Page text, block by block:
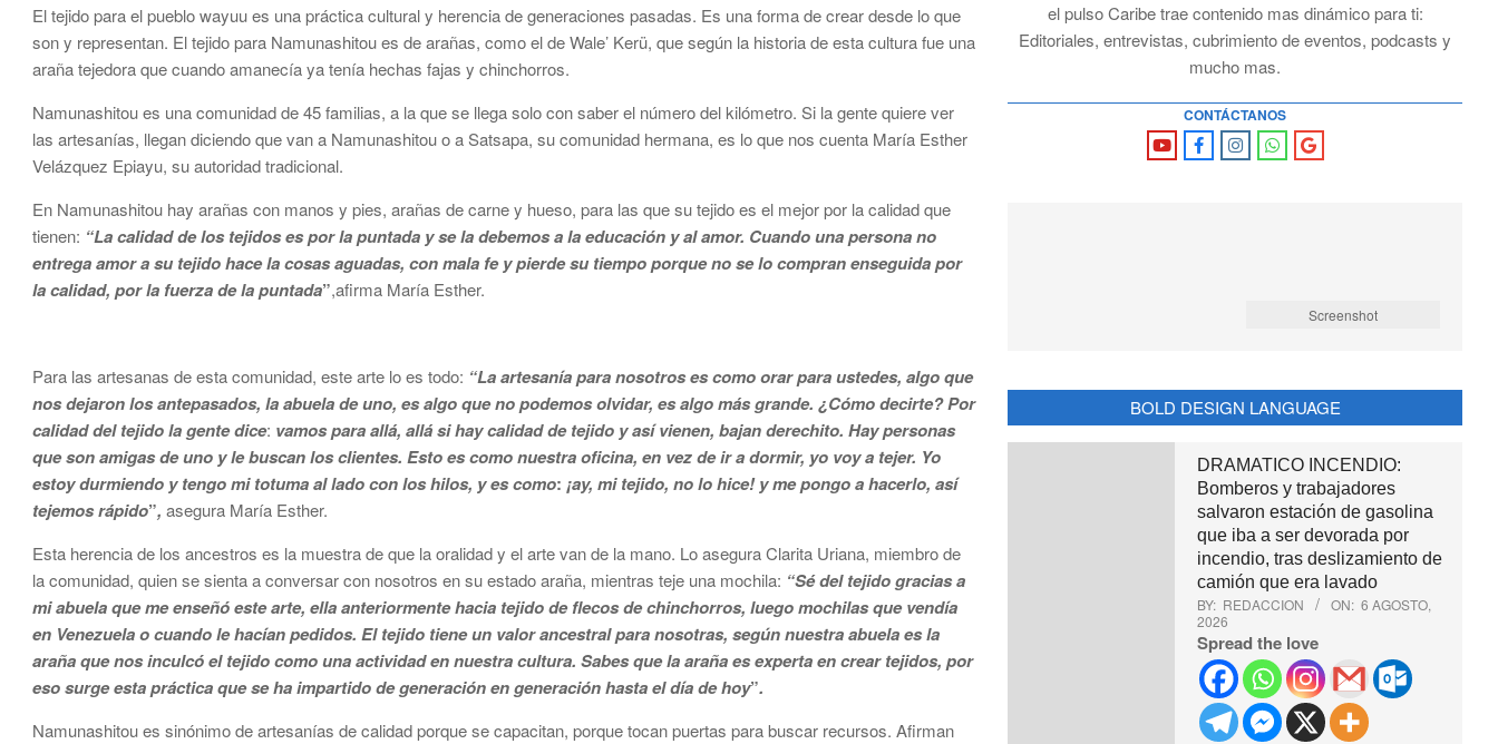
El tejido para el pueblo wayuu es una práctica cultural y herencia de generaciones pasadas. Es una forma de crear desde lo que
son y representan. El tejido para Namunashitou es de arañas, como el de Wale’ Kerü, que según la historia de esta cultura fue una
araña tejedora que cuando amanecía ya tenía hechas fajas y chinchorros.
Namunashitou es una comunidad de 45 familias, a la que se llega solo con saber el número del kilómetro. Si la gente quiere ver
las artesanías, llegan diciendo que van a Namunashitou o a Satsapa, su comunidad hermana, es lo que nos cuenta María Esther
Velázquez Epiayu, su autoridad tradicional.
En Namunashitou hay arañas con manos y pies, arañas de carne y hueso, para las que su tejido es el mejor por la calidad que
tienen: “La calidad de los tejidos es por la puntada y se la debemos a la educación y al amor. Cuando una persona no
entrega amor a su tejido hace la cosas aguadas, con mala fe y pierde su tiempo porque no se lo compran enseguida por
la calidad, por la fuerza de la puntada”,afirma María Esther.
Para las artesanas de esta comunidad, este arte lo es todo: “La artesanía para nosotros es como orar para ustedes, algo que
nos dejaron los antepasados, la abuela de uno, es algo que no podemos olvidar, es algo más grande. ¿Cómo decirte? Por
calidad del tejido la gente dice: vamos para allá, allá si hay calidad de tejido y así vienen, bajan derechito. Hay personas
que son amigas de uno y le buscan los clientes. Esto es como nuestra oficina, en vez de ir a dormir, yo voy a tejer. Yo
estoy durmiendo y tengo mi totuma al lado con los hilos, y es como: ¡ay, mi tejido, no lo hice! y me pongo a hacerlo, así
tejemos rápido”, asegura María Esther.
Esta herencia de los ancestros es la muestra de que la oralidad y el arte van de la mano. Lo asegura Clarita Uriana, miembro de
la comunidad, quien se sienta a conversar con nosotros en su estado araña, mientras teje una mochila: “Sé del tejido gracias a
mi abuela que me enseñó este arte, ella anteriormente hacia tejido de flecos de chinchorros, luego mochilas que vendía
en Venezuela o cuando le hacían pedidos. El tejido tiene un valor ancestral para nosotras, según nuestra abuela es la
araña que nos inculcó el tejido como una actividad en nuestra cultura. Sabes que la araña es experta en crear tejidos, por
eso surge esta práctica que se ha impartido de generación en generación hasta el día de hoy”.
Namunashitou es sinónimo de artesanías de calidad porque se capacitan, porque tocan puertas para buscar recursos. Afirman
el pulso Caribe trae contenido mas dinámico para ti:
Editoriales, entrevistas, cubrimiento de eventos, podcasts y
mucho mas.
CONTÁCTANOS
Screenshot
BOLD DESIGN LANGUAGE
DRAMATICO INCENDIO:
Bomberos y trabajadores
salvaron estación de gasolina
que iba a ser devorada por
incendio, tras deslizamiento de
camión que era lavado
BY: REDACCION ON: 6 AGOSTO,
2026
Spread the love